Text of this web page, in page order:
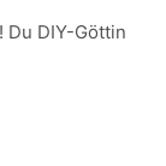
Du DIY-Göttin